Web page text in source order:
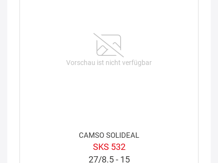
Vorschau ist nicht verfügbar
CAMSO SOLIDEAL
SKS 532
27/8.5 - 15